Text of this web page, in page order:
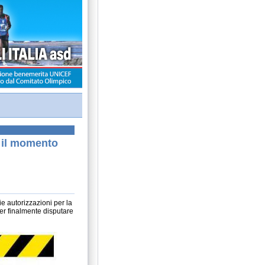
momento
autorizzazioni per la
finalmente disputare